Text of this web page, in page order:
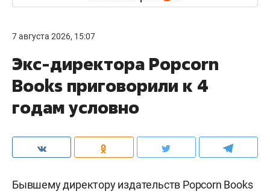
7 августа 2026, 15:07
Экс-директора Popcorn
Books приговорили к 4
годам условно
Бывшему директору издательств Popcorn Books